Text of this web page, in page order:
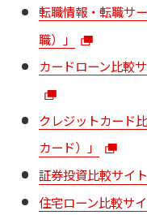
転職情報・転職サ
職）」
カードローン比較
クレジットカード
カード）」
証券投資比較サイ
住宅ローン比較サ